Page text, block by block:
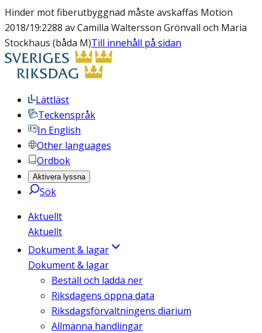
Hinder mot fiberutbyggnad måste avskaffas Motion
2018/19:2288 av Camilla Waltersson Grönvall och Maria
Stockhaus (båda M)Till innehåll på sidan
Lättläst
Teckenspråk
In English
Other languages
Ordbok
Aktivera lyssna
Sök
Aktuellt
Aktuellt
Dokument & lagar
Dokument & lagar
Beställ och ladda ner
Riksdagens öppna data
Riksdagsförvaltningens diarium
Allmänna handlingar